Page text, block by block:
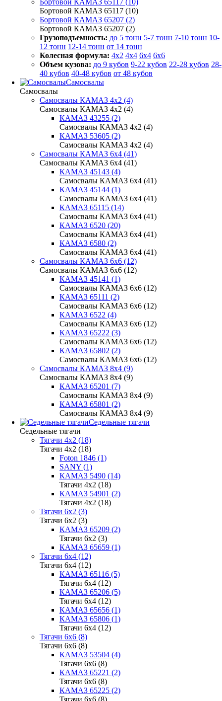
Бортовой КАМАЗ 65117 (10)
Бортовой КАМАЗ 65117 (10)
Бортовой КАМАЗ 65207 (2)
Бортовой КАМАЗ 65207 (2)
Грузоподъемность: до 5 тонн 5-7 тонн 7-10 тонн 10-
12 тонн 12-14 тонн от 14 тонн
Колесная формула: 4x2 4x4 6x4 6x6
Объем кузова: до 9 кубов 9-22 кубов 22-28 кубов 28-
40 кубов 40-48 кубов от 48 кубов
Самосвалы
Самосвалы
Самосвалы КАМАЗ 4х2 (4)
Самосвалы КАМАЗ 4х2 (4)
КАМАЗ 43255 (2)
Самосвалы КАМАЗ 4х2 (4)
КАМАЗ 53605 (2)
Самосвалы КАМАЗ 4х2 (4)
Самосвалы КАМАЗ 6х4 (41)
Самосвалы КАМАЗ 6х4 (41)
КАМАЗ 45143 (4)
Самосвалы КАМАЗ 6х4 (41)
КАМАЗ 45144 (1)
Самосвалы КАМАЗ 6х4 (41)
КАМАЗ 65115 (14)
Самосвалы КАМАЗ 6х4 (41)
КАМАЗ 6520 (20)
Самосвалы КАМАЗ 6х4 (41)
КАМАЗ 6580 (2)
Самосвалы КАМАЗ 6х4 (41)
Самосвалы КАМАЗ 6х6 (12)
Самосвалы КАМАЗ 6х6 (12)
КАМАЗ 45141 (1)
Самосвалы КАМАЗ 6х6 (12)
КАМАЗ 65111 (2)
Самосвалы КАМАЗ 6х6 (12)
КАМАЗ 6522 (4)
Самосвалы КАМАЗ 6х6 (12)
КАМАЗ 65222 (3)
Самосвалы КАМАЗ 6х6 (12)
КАМАЗ 65802 (2)
Самосвалы КАМАЗ 6х6 (12)
Самосвалы КАМАЗ 8х4 (9)
Самосвалы КАМАЗ 8х4 (9)
КАМАЗ 65201 (7)
Самосвалы КАМАЗ 8х4 (9)
КАМАЗ 65801 (2)
Самосвалы КАМАЗ 8х4 (9)
Седельные тягачи
Седельные тягачи
Тягачи 4x2 (18)
Тягачи 4x2 (18)
Foton 1846 (1)
SANY (1)
КАМАЗ 5490 (14)
Тягачи 4x2 (18)
КАМАЗ 54901 (2)
Тягачи 4x2 (18)
Тягачи 6x2 (3)
Тягачи 6x2 (3)
КАМАЗ 65209 (2)
Тягачи 6x2 (3)
КАМАЗ 65659 (1)
Тягачи 6x4 (12)
Тягачи 6x4 (12)
КАМАЗ 65116 (5)
Тягачи 6x4 (12)
КАМАЗ 65206 (5)
Тягачи 6x4 (12)
КАМАЗ 65656 (1)
КАМАЗ 65806 (1)
Тягачи 6x4 (12)
Тягачи 6x6 (8)
Тягачи 6x6 (8)
КАМАЗ 53504 (4)
Тягачи 6x6 (8)
КАМАЗ 65221 (2)
Тягачи 6x6 (8)
КАМАЗ 65225 (2)
Тягачи 6x6 (8)